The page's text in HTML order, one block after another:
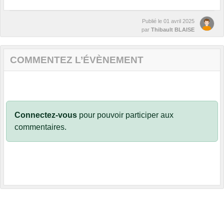
Publié le 01 avril 2025
par Thibault BLAISE
COMMENTEZ L’ÉVÈNEMENT
Connectez-vous pour pouvoir participer aux
commentaires.